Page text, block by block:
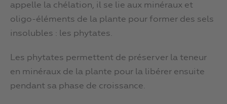
appelle la chélation, il se lie aux minéraux et
oligo-éléments de la plante pour former des sels
insolubles : les phytates.
Les phytates permettent de préserver la teneur
en minéraux de la plante pour la libérer ensuite
pendant sa phase de croissance.